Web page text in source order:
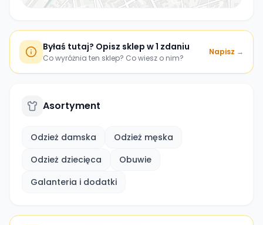
Byłaś tutaj? Opisz sklep w 1 zdaniu
Co wyróżnia ten sklep? Co wiesz o nim?
Napisz →
Asortyment
Odzież damska
Odzież męska
Odzież dziecięca
Obuwie
Galanteria i dodatki